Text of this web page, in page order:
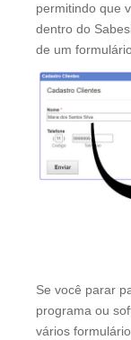
permitindo que
dentro do
de um
Se você parar
programa ou
vários